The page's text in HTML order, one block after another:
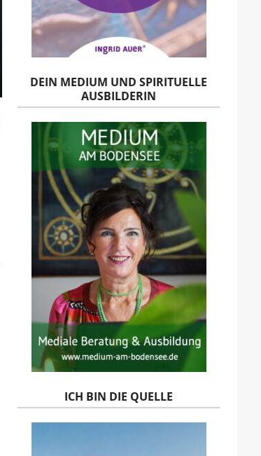
DEIN MEDIUM UND SPIRITUELLE
AUSBILDERIN
ICH BIN DIE QUELLE